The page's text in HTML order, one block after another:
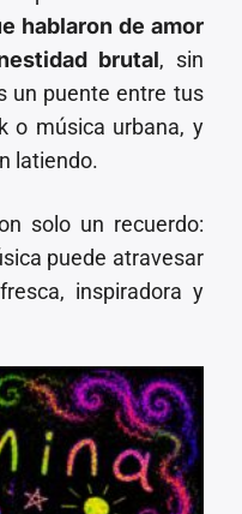
hablaron de amor
brutal, sin
un puente entre tus
o música urbana, y
latiendo.
solo un recuerdo:
puede atravesar
inspiradora y